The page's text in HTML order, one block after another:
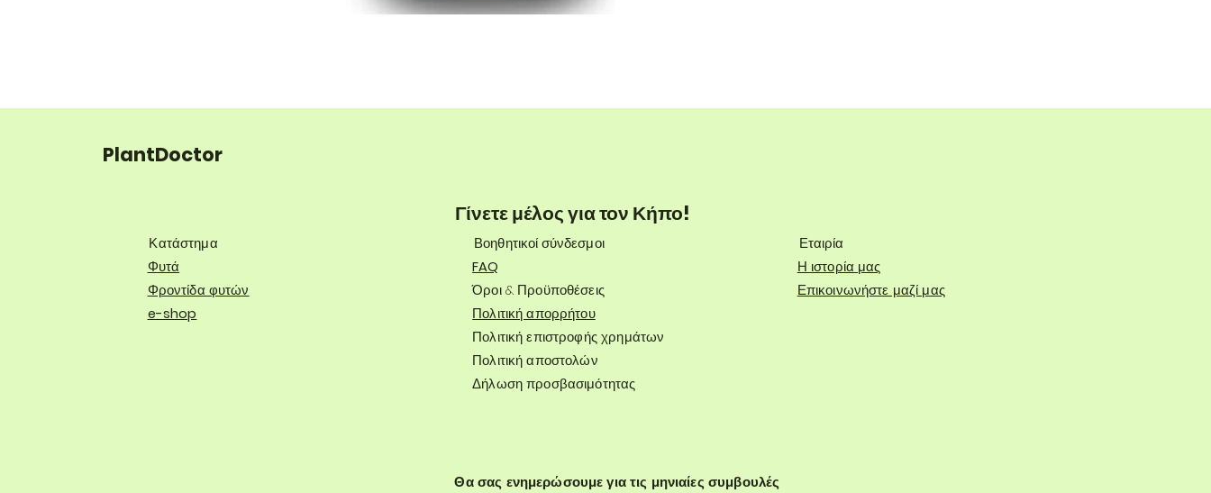
PlantDoctor
Γίνετε μέλος για τον Κήπο!
Κατάστημα
Φυτά
Φροντίδα φυτών
e-shop
Βοηθητικοί σύνδεσμοι
FAQ
Όροι & Προϋποθέσεις
Πολιτική απορρήτου
Πολιτική επιστροφής χρημάτων
Πολιτική αποστολών
Δήλωση προσβασιμότητας
Εταιρία
Η ιστορία μας
Επικοινωνήστε μαζί μας
Θα σας ενημερώσουμε για τις μηνιαίες συμβουλές